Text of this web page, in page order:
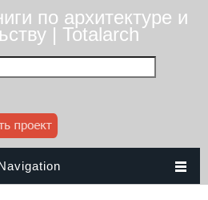
по архитектуре и
| Totalarch